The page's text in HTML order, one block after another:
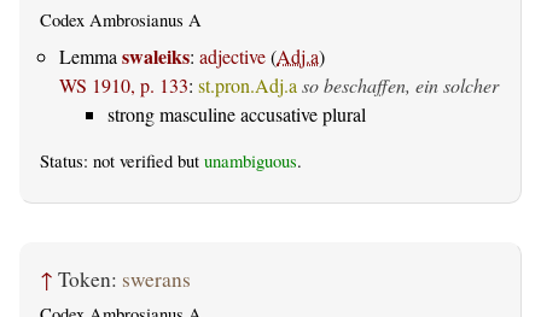
Codex Ambrosianus A
Lemma swaleiks: adjective(Adj.a)
WS 1910, p. 133: st.pron.Adj.a so beschaffen, ein solcher
strong masculine accusative plural
Status: not verified but unambiguous.
↑ Token: swerans